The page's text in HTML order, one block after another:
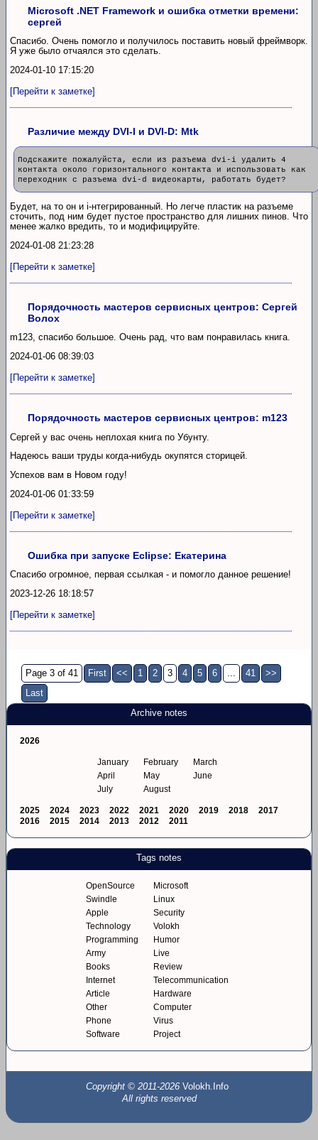
Microsoft .NET Framework и ошибка отметки времени:
сергей
Спасибо. Очень помогло и получилось поставить новый фреймворк.
Я уже было отчаялся это сделать.
2024-01-10 17:15:20
[Перейти к заметке]
Различие между DVI-I и DVI-D: Mtk
Подскажите пожалуйста, если из разъема dvi-i удалить 4
контакта около горизонтального контакта и использовать как
переходник с разъема dvi-d видеокарты, работать будет?
Будет, на то он и i-нтегрированный. Но легче пластик на разъеме
сточить, под ним будет пустое пространство для лишних пинов. Что
менее жалко вредить, то и модифицируйте.
2024-01-08 21:23:28
[Перейти к заметке]
Порядочность мастеров сервисных центров: Сергей
Волох
m123, спасибо большое. Очень рад, что вам понравилась книга.
2024-01-06 08:39:03
[Перейти к заметке]
Порядочность мастеров сервисных центров: m123
Сергей у вас очень неплохая книга по Убунту.
Надеюсь ваши труды когда-нибудь окупятся сторицей.
Успехов вам в Новом году!
2024-01-06 01:33:59
[Перейти к заметке]
Ошибка при запуске Eclipse: Екатерина
Спасибо огромное, первая ссылкая - и помогло данное решение!
2023-12-26 18:18:57
[Перейти к заметке]
Page 3 of 41 First << 1 2 3 4 5 6 41
>>
Last
Archive notes
2026
January February
March
April
May
June
July
August
2025 2024 2023 2022 2021 2020 2019 2018
2017
2016
2015 2014 2013 2012 2011
Tags notes
OpenSource
Microsoft
Swindle
Linux
Apple
Security
Technology
Volokh
Programming
Humor
Army
Live
Books
Review
Internet
Telecommunication
Article
Hardware
Other
Computer
Phone
Virus
Software
Project
Copyright © 2011-2026 Volokh.Info
All rights reserved